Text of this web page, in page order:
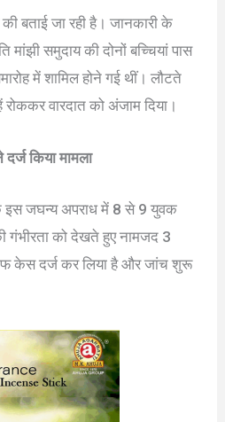
की बताई जा रही है। जानकारी के
मांझी समुदाय की दोनों बच्चियां पास
में शामिल होने गई थीं। लौटते
वारदात को अंजाम दिया।
किया मामला
इस जघन्य अपराध में 8 से 9 युवक
गंभीरता को देखते हुए नामजद 3
केस दर्ज कर लिया है और जांच शुरू